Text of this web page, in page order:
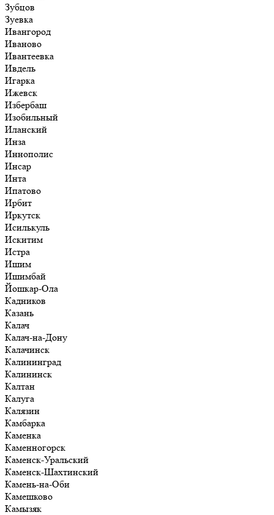
Зубцов
Зуевка
Ивангород
Иваново
Ивантеевка
Ивдель
Игарка
Ижевск
Избербаш
Изобильный
Иланский
Инза
Иннополис
Инсар
Инта
Ипатово
Ирбит
Иркутск
Исилькуль
Искитим
Истра
Ишим
Ишимбай
Йошкар-Ола
Кадников
Казань
Калач
Калач-на-Дону
Калачинск
Калининград
Калининск
Калтан
Калуга
Калязин
Камбарка
Каменка
Каменногорск
Каменск-Уральский
Каменск-Шахтинский
Камень-на-Оби
Камешково
Камызяк